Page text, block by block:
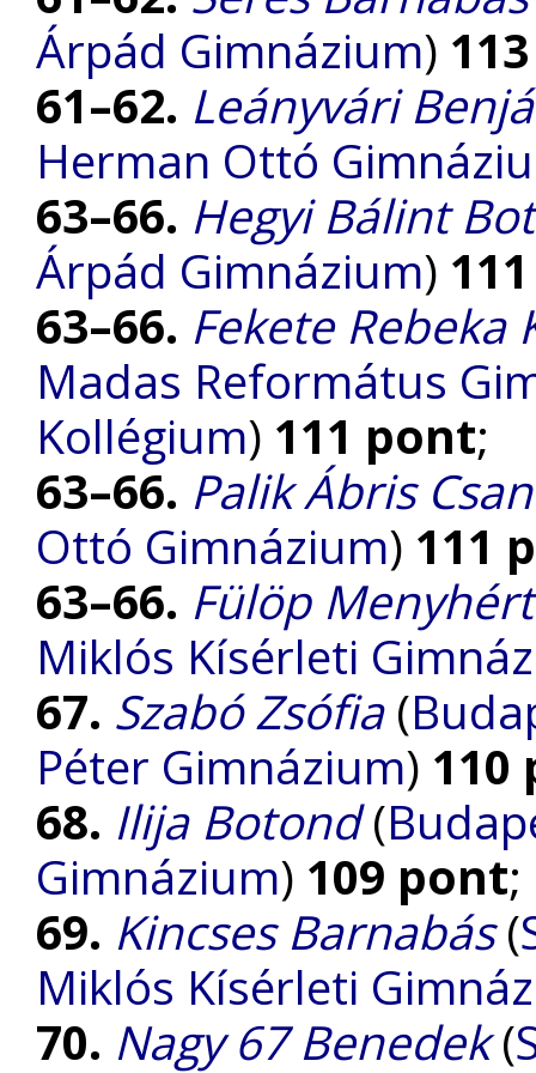
Árpád Gimnázium)
61–62. Leányvári
Herman Ottó
63–66. Hegyi Bálint
Árpád Gimnázium)
63–66. Fekete Rebeka
Madas Református
Kollégium) 111 pont;
63–66. Palik Ábris
Ottó Gimnázium) 111
63–66. Fülöp Menyhért
Miklós Kísérleti
67. Szabó Zsófia(
Péter Gimnázium) 110
68. Ilija Botond(
Gimnázium) 109 pont;
69. Kincses Barnabás(
Miklós Kísérleti
70. Nagy 67 Benedek(